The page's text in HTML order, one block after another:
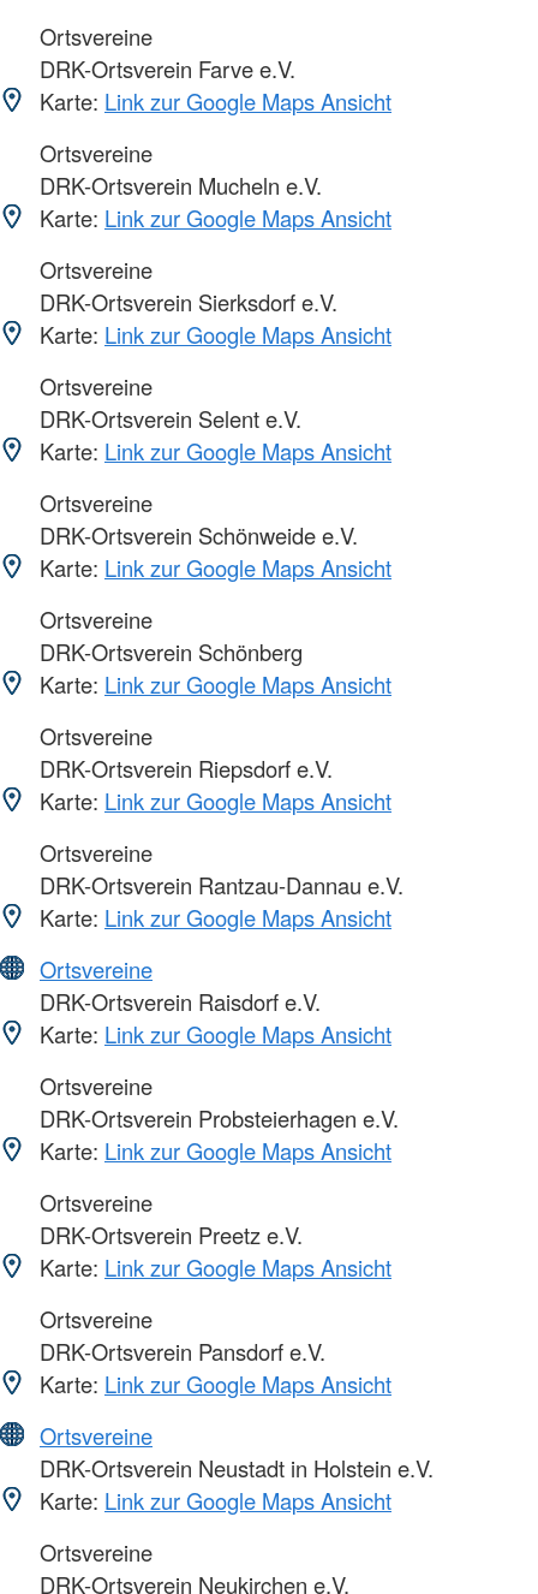
Ortsvereine
DRK-Ortsverein Farve e.V.
Karte: Link zur Google Maps Ansicht
Ortsvereine
DRK-Ortsverein Mucheln e.V.
Karte: Link zur Google Maps Ansicht
Ortsvereine
DRK-Ortsverein Sierksdorf e.V.
Karte: Link zur Google Maps Ansicht
Ortsvereine
DRK-Ortsverein Selent e.V.
Karte: Link zur Google Maps Ansicht
Ortsvereine
DRK-Ortsverein Schönweide e.V.
Karte: Link zur Google Maps Ansicht
Ortsvereine
DRK-Ortsverein Schönberg
Karte: Link zur Google Maps Ansicht
Ortsvereine
DRK-Ortsverein Riepsdorf e.V.
Karte: Link zur Google Maps Ansicht
Ortsvereine
DRK-Ortsverein Rantzau-Dannau e.V.
Karte: Link zur Google Maps Ansicht
Ortsvereine
DRK-Ortsverein Raisdorf e.V.
Karte: Link zur Google Maps Ansicht
Ortsvereine
DRK-Ortsverein Probsteierhagen e.V.
Karte: Link zur Google Maps Ansicht
Ortsvereine
DRK-Ortsverein Preetz e.V.
Karte: Link zur Google Maps Ansicht
Ortsvereine
DRK-Ortsverein Pansdorf e.V.
Karte: Link zur Google Maps Ansicht
Ortsvereine
DRK-Ortsverein Neustadt in Holstein e.V.
Karte: Link zur Google Maps Ansicht
Ortsvereine
DRK-Ortsverein Neukirchen e.V.